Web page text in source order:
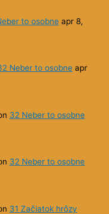
to osobne apr 8,
Neber to osobne apr
32 Neber to osobne
32 Neber to osobne
31 Začiatok hrôzy